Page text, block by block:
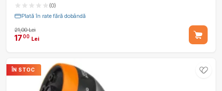
(0)
Plată în rate fără dobândă
21,00 Lei
1700 Lei
ÎN STOC